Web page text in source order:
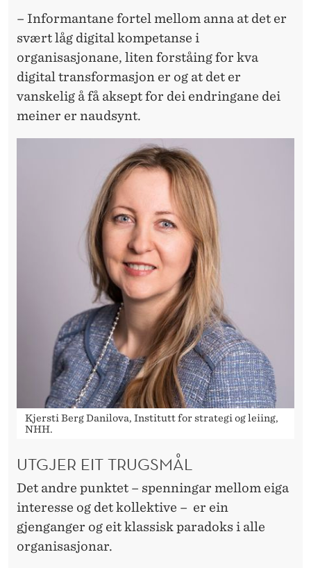
– Informantane fortel mellom anna at det er
svært låg digital kompetanse i
organisasjonane, liten forståing for kva
digital transformasjon er og at det er
vanskelig å få aksept for dei endringane dei
meiner er naudsynt.
Kjersti Berg Danilova, Institutt for strategi og leiing,
NHH.
UTGJER EIT TRUGSMÅL
Det andre punktet – spenningar mellom eiga
interesse og det kollektive – er ein
gjenganger og eit klassisk paradoks i alle
organisasjonar.